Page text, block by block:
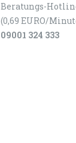
Beratungs-
(0,69 EURO/
09001 324 333